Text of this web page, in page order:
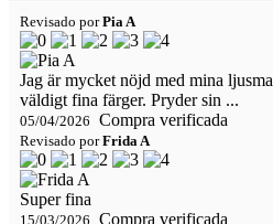
Revisado porPia A
Jag är mycket nöjd med mina
väldigt fina färger. Pryder sin ...
05/04/2026 Compra verificada
Revisado porFrida A
Super fina
15/03/2026 Compra verificada